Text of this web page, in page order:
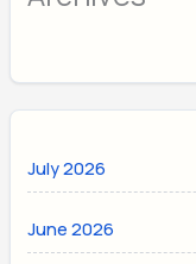
July 2026
June 2026